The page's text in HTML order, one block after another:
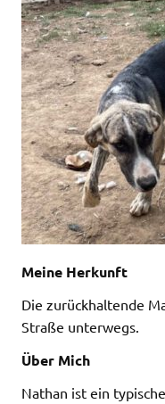
Meine Herkunft
Die zurückhaltende
Straße unterwegs.
Über Mich
Nathan ist ein